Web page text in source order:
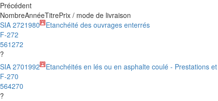
Précédent
NombreAnnéeTitrePrix / mode de livraison
SIA 272
F-272
561272
?
1980 Etanchéité des ouvrages enterrés
SIA 270
F-270
564270
?
1992 Etanchéités en lés ou en asphalte coulé - Prestations